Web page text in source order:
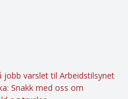
jobb varslet til Arbeidstilsynet
Snakk med oss om